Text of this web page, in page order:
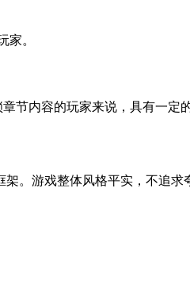
家。
节内容的玩家来说，具有一定
。游戏整体风格平实，不追求